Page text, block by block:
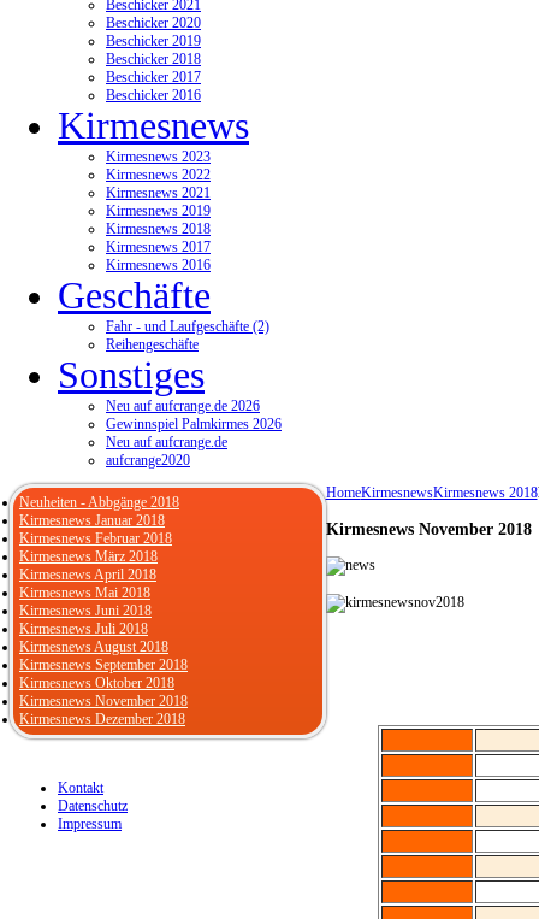
Beschicker 2021
Beschicker 2020
Beschicker 2019
Beschicker 2018
Beschicker 2017
Beschicker 2016
Kirmesnews
Kirmesnews 2023
Kirmesnews 2022
Kirmesnews 2021
Kirmesnews 2019
Kirmesnews 2018
Kirmesnews 2017
Kirmesnews 2016
Geschäfte
Fahr - und Laufgeschäfte (2)
Reihengeschäfte
Sonstiges
Neu auf aufcrange.de 2026
Gewinnspiel Palmkirmes 2026
Neu auf aufcrange.de
aufcrange2020
HomeKirmesnewsKirmesnews 2018
Kirmesnews November 2018
Neuheiten - Abbgänge 2018
Kirmesnews Januar 2018
Kirmesnews Februar 2018
Kirmesnews März 2018
Kirmesnews April 2018
Kirmesnews Mai 2018
Kirmesnews Juni 2018
Kirmesnews Juli 2018
Kirmesnews August 2018
Kirmesnews September 2018
Kirmesnews Oktober 2018
Kirmesnews November 2018
Kirmesnews Dezember 2018
Kontakt
Datenschutz
Impressum